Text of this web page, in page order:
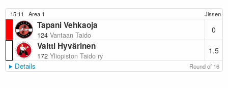
15:11 Area 1 Jissen
Tapani Vehkaoja
124 Vantaan Taido
0
Valtti Hyvärinen
172 Yliopiston Taido ry
1.5
Details Round of 16